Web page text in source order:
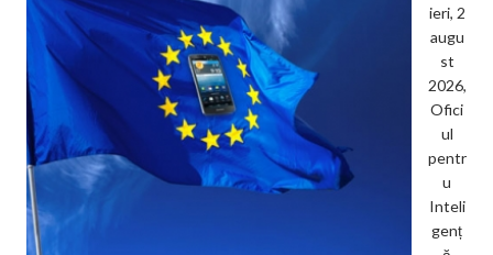
ieri, 2
augu
st
2026,
Ofici
ul
pentr
u
Inteli
genț